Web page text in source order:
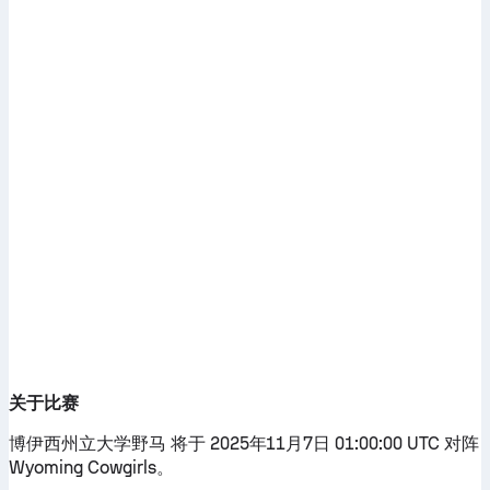
关于比赛
博伊西州立大学野马 将于 2025年11月7日 01:00:00 UTC 对阵
Wyoming Cowgirls。